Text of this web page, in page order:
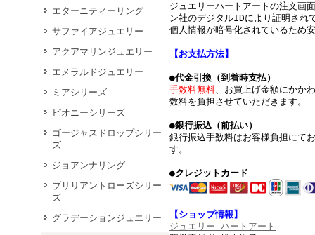
エターニティーリング
サファイアジュエリー
アクアマリンジュエリー
エメラルドジュエリー
ミアシリーズ
ピオニーシリーズ
ゴージャスドロップシリー
ズ
ジョアンナリング
ブリリアントローズシリー
ズ
グラデーションジュエリー
ジュエリーハートアートの注文画
ン社のデジタルIDにより証明され
個人情報が暗号化されているため
【お支払方法】
●代金引換（到着時支払）
手数料無料、お買上げ金額にかか
数料を負担させていただきます。
●銀行振込（前払い）
銀行振込手数料はお客様負担にて
す。
●クレジットカード
【ショップ情報】
ジュエリー ハートアート